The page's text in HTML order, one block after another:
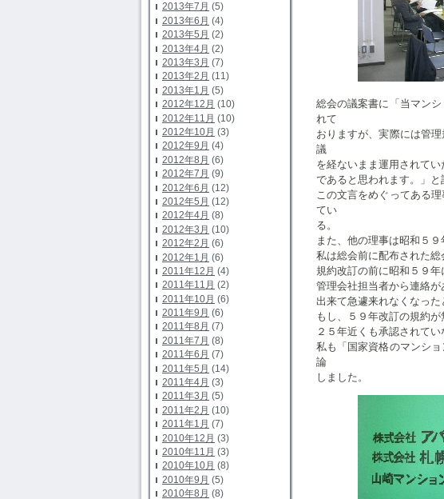
2013年7月 (5)
2013年6月 (4)
2013年5月 (2)
2013年4月 (2)
2013年3月 (7)
2013年2月 (11)
2013年1月 (5)
2012年12月 (10)
2012年11月 (10)
2012年10月 (3)
2012年9月 (4)
2012年8月 (6)
2012年7月 (9)
2012年6月 (12)
2012年5月 (12)
2012年4月 (8)
2012年3月 (10)
2012年2月 (6)
2012年1月 (6)
2011年12月 (4)
2011年11月 (2)
2011年10月 (6)
2011年9月 (6)
2011年8月 (7)
2011年7月 (8)
2011年6月 (7)
2011年5月 (14)
2011年4月 (3)
2011年3月 (5)
2011年2月 (10)
2011年1月 (7)
2010年12月 (3)
2010年11月 (3)
2010年10月 (8)
2010年9月 (5)
2010年8月 (8)
総会の議案書に「当マン
れて
おりますが、実際には管
議
を経ないまま運用されて
であると思われます。」と
この文言をめぐってある
てい
る。
また、他の理事は昭和５
私は総会前に配布された総
規約改訂の前に昭和５９
管理会社担当者から連絡
出来て急遽来れなくなった
もし、５９年改訂の規約が
２５年近くも承認されて
私も「国家資格のマンシ
論
しました。